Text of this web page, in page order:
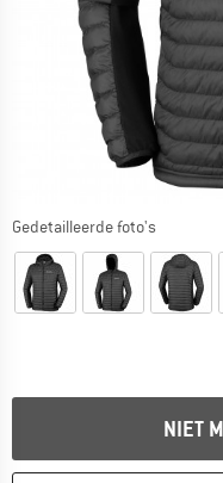
Gedetailleerde foto's
NIET